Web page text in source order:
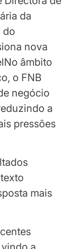
da
do
nova
âmbito
o FNB
negócio
a
pressões
mais